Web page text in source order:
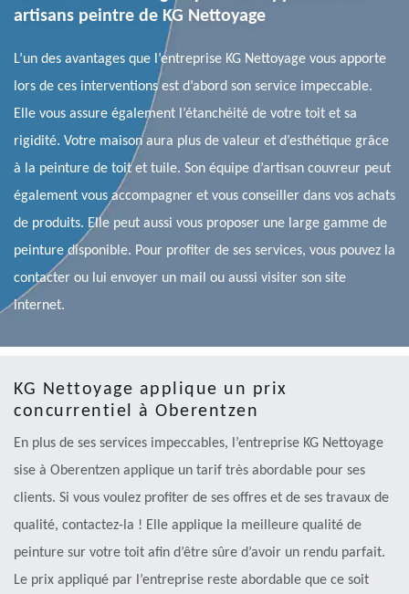
artisans peintre de KG Nettoyage
L’un des avantages que l’entreprise KG Nettoyage vous apporte
lors de ces interventions est d’abord son service impeccable.
Elle vous assure également l’étanchéité de votre toit et sa
rigidité. Votre maison aura plus de valeur et d’esthétique grâce
à la peinture de toit et tuile. Son équipe d’artisan couvreur peut
également vous accompagner et vous conseiller dans vos achats
de produits. Elle peut aussi vous proposer une large gamme de
peinture disponible. Pour profiter de ses services, vous pouvez la
contacter ou lui envoyer un mail ou aussi visiter son site
internet.
KG Nettoyage applique un prix
concurrentiel à Oberentzen
En plus de ses services impeccables, l’entreprise KG Nettoyage
sise à Oberentzen applique un tarif très abordable pour ses
clients. Si vous voulez profiter de ses offres et de ses travaux de
qualité, contactez-la ! Elle applique la meilleure qualité de
peinture sur votre toit afin d’être sûre d’avoir un rendu parfait.
Le prix appliqué par l’entreprise reste abordable que ce soit